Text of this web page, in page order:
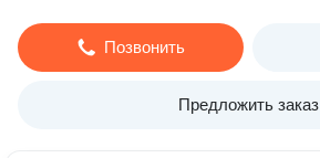
Позвонить
Предложить заказ